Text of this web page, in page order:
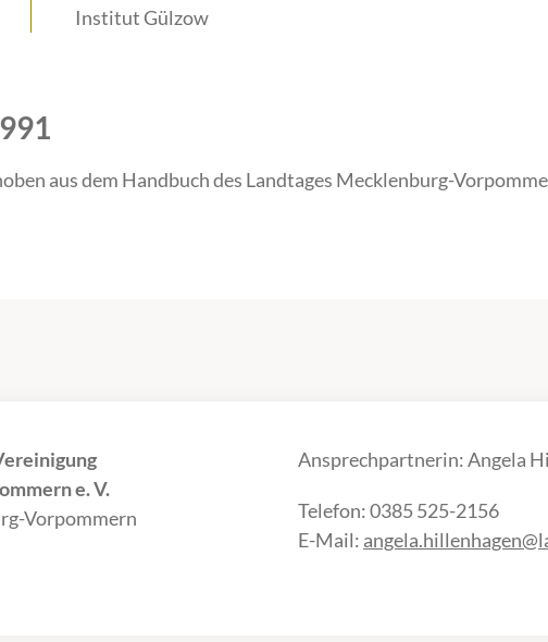
Institut Gülzow
aus dem Handbuch des Landtages Mecklenburg-
e. V.
Vorpommern
Ansprechpartnerin: Angela
Telefon: 0385 525-2156
E-Mail: